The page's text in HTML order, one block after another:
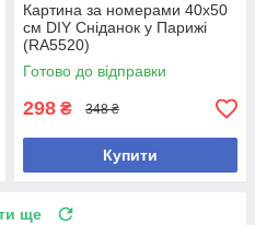
Картина за номерами 40х50
см DIY Сніданок у Парижі
(RA5520)
Готово до відправки
298 ₴ 348 ₴
Купити
ще